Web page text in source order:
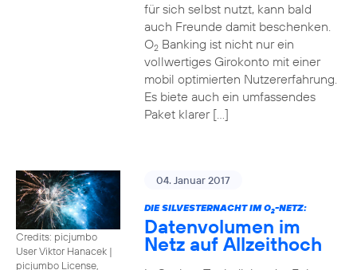
für sich selbst nutzt, kann bald
auch Freunde damit beschenken.
O2Banking ist nicht nur ein
vollwertiges Girokonto mit einer
mobil optimierten Nutzererfahrung.
Es biete auch ein umfassendes
Paket klarer […]
Credits: picjumbo
User Viktor Hanacek |
picjumbo License,
04. Januar 2017
DIE SILVESTERNACHT IM O2-NETZ:
Datenvolumen im
Netz auf Allzeithoch